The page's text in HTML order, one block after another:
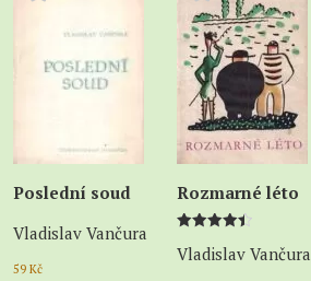
Poslední soud
Vladislav Vančura
59 Kč
Rozmarné léto
4.50
Vladislav Vančura